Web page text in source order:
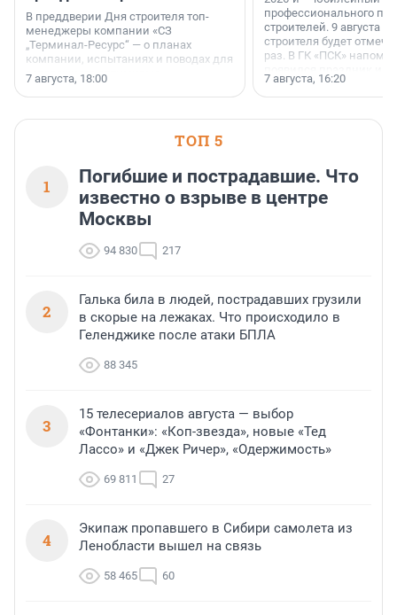
В преддверии Дня строителя топ-
менеджеры компании «СЗ
„Терминал-Ресурс“ — о планах
компании, испытаниях и поводах для
осторожного оптимизма.
7 августа, 18:00
профессионального
строителей. 9 августа
строителя будет
раз. В ГК «ПСК»
поменялась роль
7 августа, 16:20
ТОП 5
1
Погибшие и пострадавшие. Что
известно о взрыве в центре
Москвы
94 830 217
2
Галька била в людей, пострадавших грузили
в скорые на лежаках. Что происходило в
Геленджике после атаки БПЛА
88 345
3
15 телесериалов августа — выбор
«Фонтанки»: «Коп-звезда», новые «Тед
Лассо» и «Джек Ричер», «Одержимость»
69 811 27
4
Экипаж пропавшего в Сибири самолета из
Ленобласти вышел на связь
58 465 60